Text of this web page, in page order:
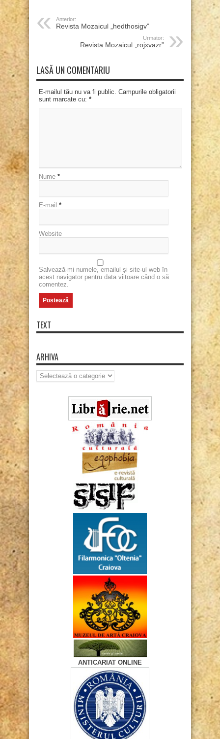
Anterior:
Revista Mozaicul „hedthosigv”
Urmator:
Revista Mozaicul „rojxvazr”
LASĂ UN COMENTARIU
E-mailul tău nu va fi public. Campurile obligatorii
sunt marcate cu: *
Nume *
E-mail *
Website
Salvează-mi numele, emailul și site-ul web în
acest navigator pentru data viitoare când o să
comentez.
TEXT
ARHIVA
Arhiva
ANTICARIAT ONLINE